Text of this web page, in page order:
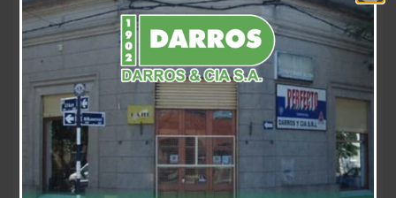
10 meses atrás Fm Alpha